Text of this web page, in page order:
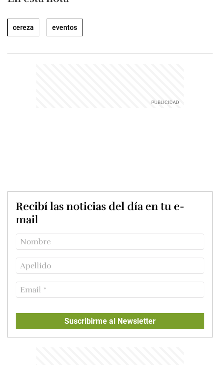
cereza eventos
Recibí las noticias del día en tu e-
mail
Suscribirme al Newsletter